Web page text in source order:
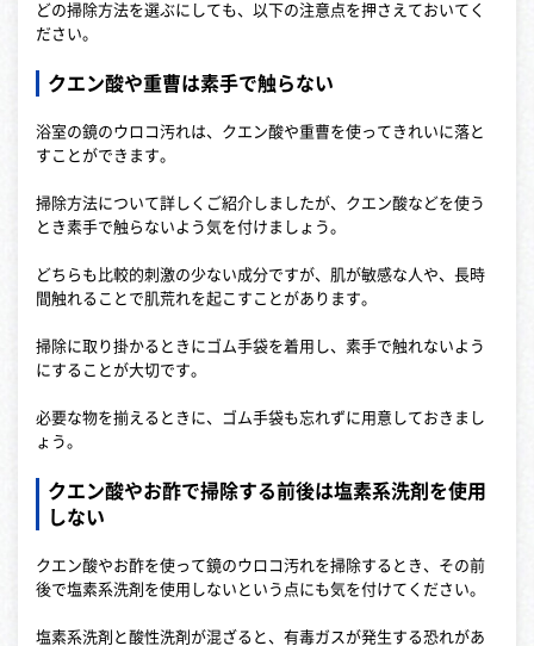
どの掃除方法を選ぶにしても、以下の注意点を押さえておいてく
ださい。
クエン酸や重曹は素手で触らない
浴室の鏡のウロコ汚れは、クエン酸や重曹を使ってきれいに落と
すことができます。
掃除方法について詳しくご紹介しましたが、クエン酸などを使う
とき素手で触らないよう気を付けましょう。
どちらも比較的刺激の少ない成分ですが、肌が敏感な人や、長時
間触れることで肌荒れを起こすことがあります。
掃除に取り掛かるときにゴム手袋を着用し、素手で触れないよう
にすることが大切です。
必要な物を揃えるときに、ゴム手袋も忘れずに用意しておきまし
ょう。
クエン酸やお酢で掃除する前後は塩素系洗剤を使用
しない
クエン酸やお酢を使って鏡のウロコ汚れを掃除するとき、その前
後で塩素系洗剤を使用しないという点にも気を付けてください。
塩素系洗剤と酸性洗剤が混ざると、有毒ガスが発生する恐れがあ